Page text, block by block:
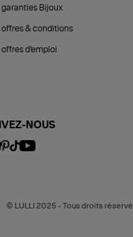
garanties Bijoux
offres & conditions
offres d'emploi
NOUS
© LULLI 2025 - Tous droits